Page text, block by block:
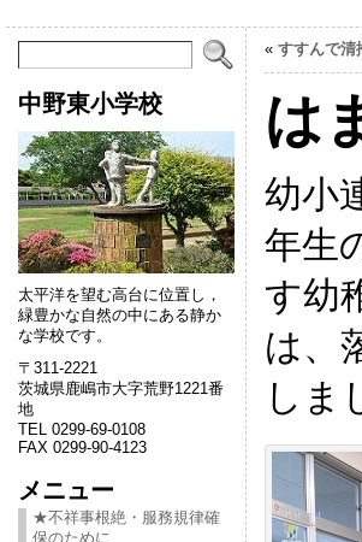
中野東小学校
太平洋を望む高台に位置し，
緑豊かな自然の中にある静か
な学校です。
〒311-2221
茨城県鹿嶋市大字荒野1221番
地
TEL 0299-69-0108
FAX 0299-90-4123
メニュー
★不祥事根絶・服務規律確
保のために
« すすんで清
は
幼小
年生
す幼
は、
しま